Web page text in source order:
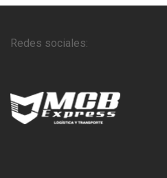
Redes sociales: